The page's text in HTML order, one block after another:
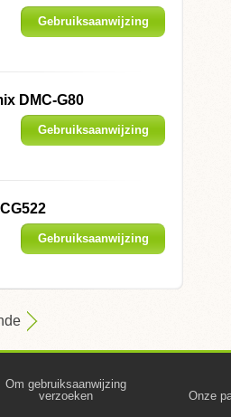
Gebruiksaanwijzing
DMC-G80
Gebruiksaanwijzing
Gebruiksaanwijzing
Om gebruiksaanwijzing
verzoeken
Onze